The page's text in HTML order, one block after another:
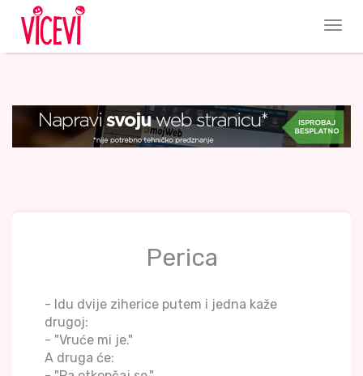
Perica
- Idu dvije ziherice putem i jedna kaže
drugoj:
- "Vruće mi je."
A druga će: